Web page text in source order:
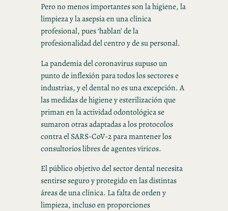
Pero no menos importantes son la higiene, la
limpieza y la asepsia en una clínica
profesional, pues ‘hablan’ de la
profesionalidad del centro y de su personal.
La pandemia del coronavirus supuso un
punto de inflexión para todos los sectores e
industrias, y el dental no es una excepción. A
las medidas de higiene y esterilización que
priman en la actividad odontológica se
sumaron otras adaptadas a los protocolos
contra el SARS-CoV-2 para mantener los
consultorios libres de agentes víricos.
El público objetivo del sector dental necesita
sentirse seguro y protegido en las distintas
áreas de una clínica. La falta de orden y
limpieza, incluso en proporciones